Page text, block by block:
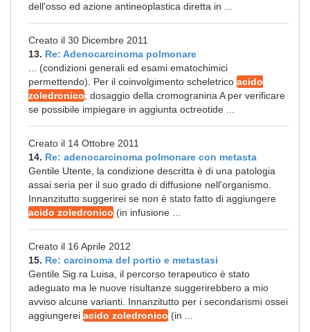
dell'osso ed azione antineoplastica diretta in ...
Creato il 30 Dicembre 2011
13. Re: Adenocarcinoma polmonare
... (condizioni generali ed esami ematochimici
permettendo). Per il coinvolgimento scheletrico acido
zoledronico; dosaggio della cromogranina A per verificare
se possibile impiegare in aggiunta octreotide ...
Creato il 14 Ottobre 2011
14. Re: adenocarcinoma polmonare con metasta
Gentile Utente, la condizione descritta è di una patologia
assai seria per il suo grado di diffusione nell'organismo.
Innanzitutto suggerirei se non è stato fatto di aggiungere
acido zoledronico (in infusione ...
Creato il 16 Aprile 2012
15. Re: carcinoma del portio e metastasi
Gentile Sig.ra Luisa, il percorso terapeutico è stato
adeguato ma le nuove risultanze suggerirebbero a mio
avviso alcune varianti. Innanzitutto per i secondarismi ossei
aggiungerei acido zoledronico (in ...